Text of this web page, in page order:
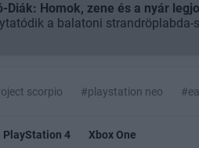
Diák: Homok, zene és a nyár
a balatoni strandröplabda-
scorpio #playstation neo #ea
PlayStation 4 Xbox One